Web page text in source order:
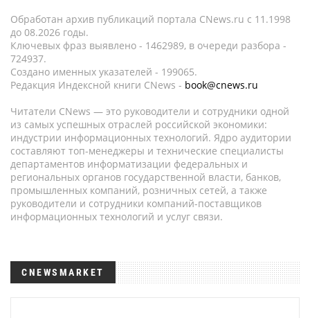
Обработан архив публикаций портала CNews.ru c 11.1998
до 08.2026 годы.
Ключевых фраз выявлено - 1462989, в очереди разбора -
724937.
Создано именных указателей - 199065.
Редакция Индексной книги CNews - book@cnews.ru
Читатели CNews — это руководители и сотрудники одной
из самых успешных отраслей российской экономики:
индустрии информационных технологий. Ядро аудитории
составляют топ-менеджеры и технические специалисты
департаментов информатизации федеральных и
региональных органов государственной власти, банков,
промышленных компаний, розничных сетей, а также
руководители и сотрудники компаний-поставщиков
информационных технологий и услуг связи.
CNEWSMARKET